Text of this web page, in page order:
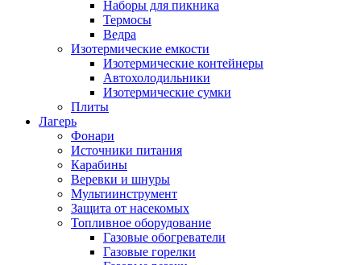
Наборы для пикника
Термосы
Ведра
Изотермические емкости
Изотермические контейнеры
Автохолодильники
Изотермические сумки
Плиты
Лагерь
Фонари
Источники питания
Карабины
Веревки и шнуры
Мультиинструмент
Защита от насекомых
Топливное оборудование
Газовые обогреватели
Газовые горелки